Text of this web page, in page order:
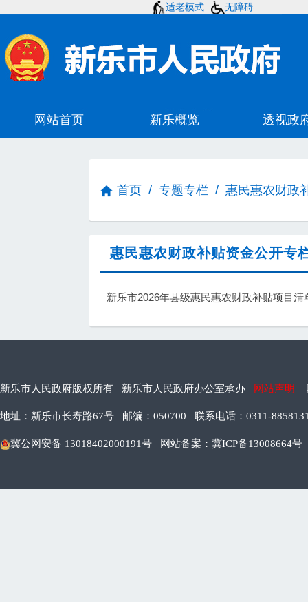
适老模式 无障碍
首页 / 专题专栏 / 惠民惠农财政
惠民惠农财政补贴资金公开专
新乐市2026年县级惠民惠农财政补贴项目清